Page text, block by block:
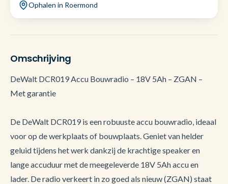
Ophalen in Roermond
Omschrijving
DeWalt DCR019 Accu Bouwradio – 18V 5Ah – ZGAN –
Met garantie
De DeWalt DCR019 is een robuuste accu bouwradio, ideaal
voor op de werkplaats of bouwplaats. Geniet van helder
geluid tijdens het werk dankzij de krachtige speaker en
lange accuduur met de meegeleverde 18V 5Ah accu en
lader. De radio verkeert in zo goed als nieuw (ZGAN) staat